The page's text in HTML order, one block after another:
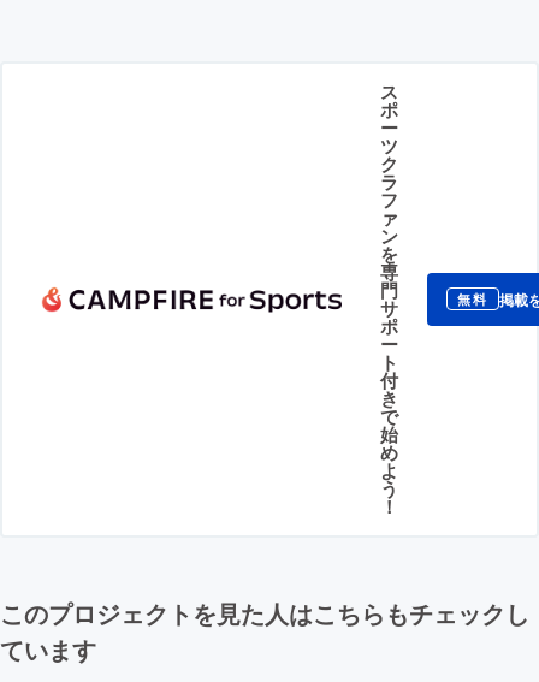
ス
ポ
ー
ツ
ク
ラ
フ
ァ
ン
を
専
門
サ
ポ
ー
ト
付
き
で
始
め
よ
う
！
無料 掲載
このプロジェクトを見た人はこちらもチェックし
ています